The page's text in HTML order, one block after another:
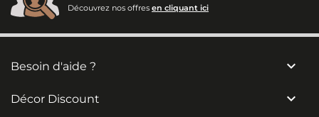
Découvrez nos offres en cliquant ici
Besoin d'aide ? 
Décor Discount 